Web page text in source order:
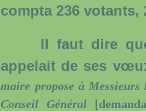
compta 236 votants,
Il faut dire que
appelait de ses
maire propose à
Conseil Général